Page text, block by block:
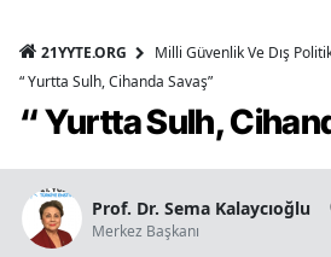
21YYTE.ORG
Milli Güvenlik Ve Dış
“ Yurtta Sulh, Cihanda Savaş”
“ Yurtta Sulh,
Prof. Dr. Sema Kalaycıoğlu
Merkez Başkanı